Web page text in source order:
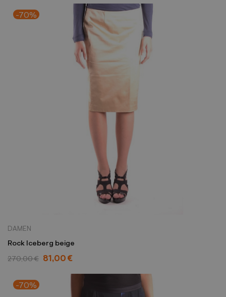
-70%
DAMEN
Rock Iceberg beige
270,00 € 81,00 €
-70%